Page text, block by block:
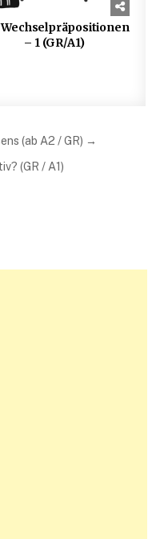
Wechselpräpositionen
– 1 (GR/A1)
(ab A2 / GR) →
(GR / A1)